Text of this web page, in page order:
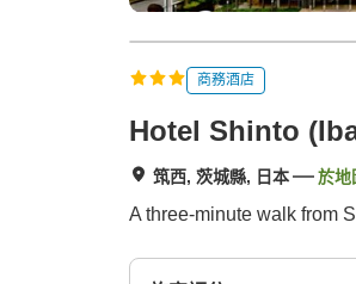
商務酒店
Hotel Shinto
筑西, 茨城縣, 日本 於地
A three-minute walk from